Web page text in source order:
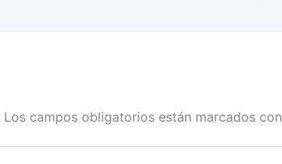
Los campos obligatorios están marcados con